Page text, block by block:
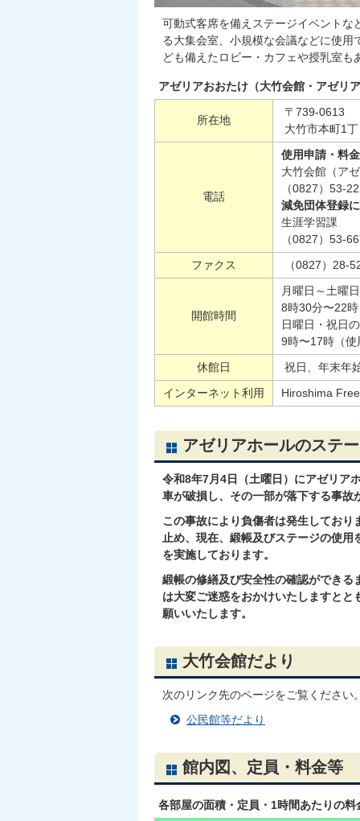
可動式客席を備えステージイベント
る大集会室、小規模な会議などに使
ども備えたロビー・カフェや授乳室
アゼリアおおたけ（大竹会館・アゼリ
所在地
〒739-0613
大竹市本町1
電話
使用申請・料
大竹会館（ア
（0827）53-
減免団体登録
生涯学習課
（0827）53-
ファクス
（0827）28-
開館時間
月曜日～土曜日
8時30分〜22
日曜日・祝日
9時〜17時（
休館日
祝日、年末年
インターネット利用
Hiroshima
アゼリアホールのステ
令和8年7月4日（土曜日）にアゼリア
車が破損し、その一部が落下する事故
この事故により負傷者は発生してお
止め、現在、緞帳及びステージの使
を実施しております。
緞帳の修繕及び安全性の確認ができ
は大変ご迷惑をおかけいたしますと
願いいたします。
大竹会館だより
次のリンク先のページをご覧ください
公民館等だより
館内図、定員・料金等
各部屋の面積・定員・1時間あたりの料